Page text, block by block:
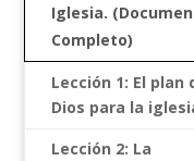
Iglesia.
Completo)
Lección 1: El plan
Dios para la
Lección 2: La